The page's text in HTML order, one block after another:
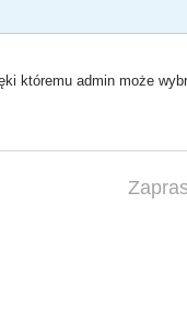
któremu admin może